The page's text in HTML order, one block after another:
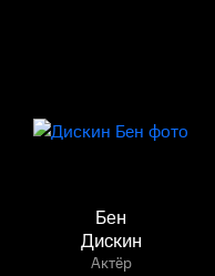
Бен
Дискин
Актёр